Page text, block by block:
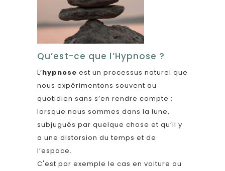
Qu’est-ce que l’Hypnose ?
L’hypnose est un processus naturel que
nous expérimentons souvent au
quotidien sans s’en rendre compte :
lorsque nous sommes dans la lune,
subjugués par quelque chose et qu’il y
a une distorsion du temps et de
l’espace.
C'est par exemple le cas en voiture ou